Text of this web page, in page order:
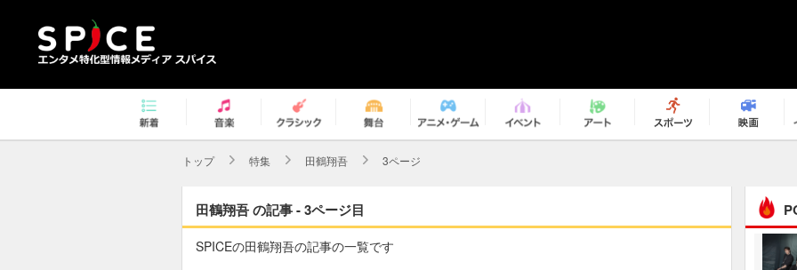
トップ 特集 田鶴翔吾 3ページ
田鶴翔吾 の記事 - 3ページ目
SPICEの田鶴翔吾の記事の一覧です